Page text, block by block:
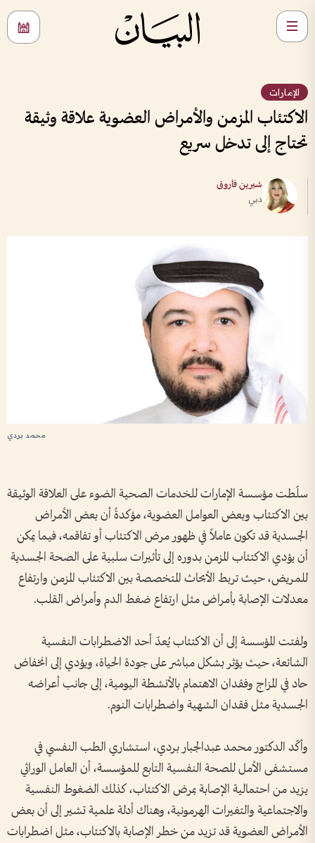
الإمارات
الاكتئاب المزمن والأمراض العضوية علاقة وثيقة
تحتاج إلى تدخل سريع
شيرين فاروق
دبي
محمد بردي
سلّطت مؤسسة الإمارات للخدمات الصحية الضوء على العلاقة الوثيقة
بين الاكتئاب وبعض العوامل العضوية، مؤكدةً أن بعض الأمراض
الجسدية قد تكون عاملاً في ظهور مرض الاكتئاب أو تفاقمه، فيما يمكن
أن يؤدي الاكتئاب المزمن بدوره إلى تأثيرات سلبية على الصحة الجسدية
للمريض، حيث تربط الأبحاث المتخصصة بين الاكتئاب المزمن وارتفاع
معدلات الإصابة بأمراض مثل ارتفاع ضغط الدم وأمراض القلب.
ولفتت المؤسسة إلى أن الاكتئاب يُعدّ أحد الاضطرابات النفسية
الشائعة، حيث يؤثر بشكل مباشر على جودة الحياة، ويؤدي إلى انخفاض
حاد في المزاج وفقدان الاهتمام بالأنشطة اليومية، إلى جانب أعراضه
الجسدية مثل فقدان الشهية واضطرابات النوم.
وأكّد الدكتور محمد عبدالجبار بردي، استشاري الطب النفسي في
مستشفى الأمل للصحة النفسية التابع للمؤسسة، أن العامل الوراثي
يزيد من احتمالية الإصابة بمرض الاكتئاب، كذلك الضغوط النفسية
والاجتماعية والتغيرات الهرمونية، وهناك أدلة علمية تشير إلى أن بعض
الأمراض العضوية قد تزيد من خطر الإصابة بالاكتئاب، مثل اضطرابات